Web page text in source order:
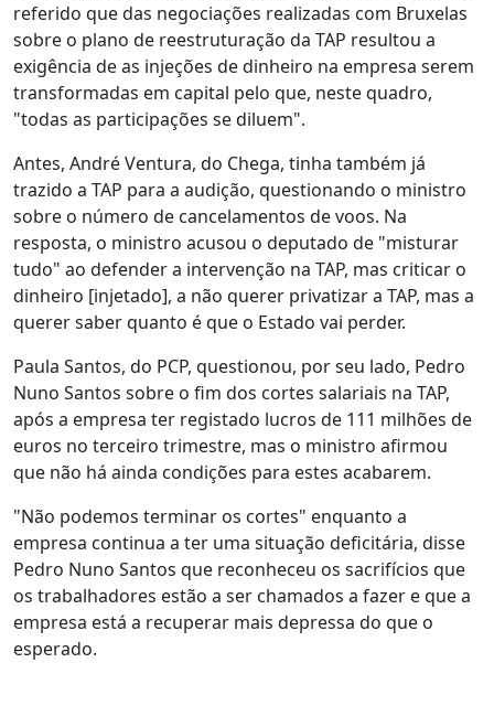
referido que das negociações realizadas com Bruxelas
sobre o plano de reestruturação da TAP resultou a
exigência de as injeções de dinheiro na empresa serem
transformadas em capital pelo que, neste quadro,
"todas as participações se diluem".
Antes, André Ventura, do Chega, tinha também já
trazido a TAP para a audição, questionando o ministro
sobre o número de cancelamentos de voos. Na
resposta, o ministro acusou o deputado de "misturar
tudo" ao defender a intervenção na TAP, mas criticar o
dinheiro [injetado], a não querer privatizar a TAP, mas a
querer saber quanto é que o Estado vai perder.
Paula Santos, do PCP, questionou, por seu lado, Pedro
Nuno Santos sobre o fim dos cortes salariais na TAP,
após a empresa ter registado lucros de 111 milhões de
euros no terceiro trimestre, mas o ministro afirmou
que não há ainda condições para estes acabarem.
"Não podemos terminar os cortes" enquanto a
empresa continua a ter uma situação deficitária, disse
Pedro Nuno Santos que reconheceu os sacrifícios que
os trabalhadores estão a ser chamados a fazer e que a
empresa está a recuperar mais depressa do que o
esperado.